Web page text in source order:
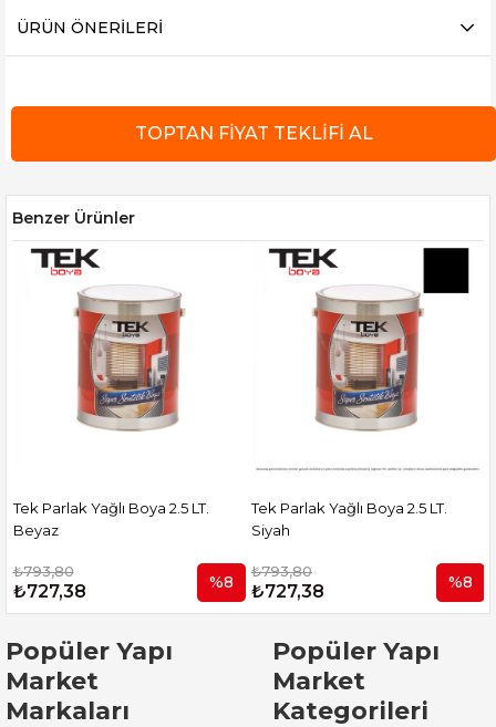
ÜRÜN ÖNERILERI
Benzer Ürünler
%8
Tek Parlak Yağlı Boya 2.5 LT.
Siyah
₺793,80
₺727,38 %8
Tek Parlak Yağlı Boya 2,5 LT.
₺793,80
₺727,38
Popüler Yapı
Market
Markaları
Popüler Yapı
Market
Kategorileri